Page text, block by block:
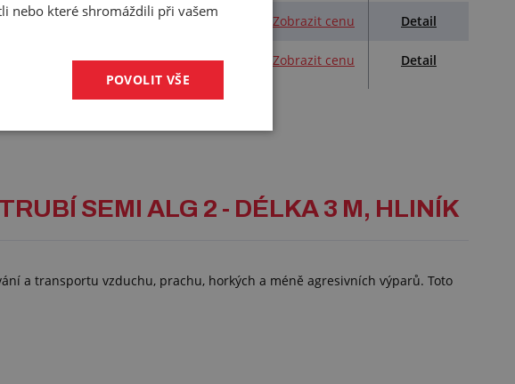
1,600 kg/ks 1,00 ks Zobrazit cenu Detail
1,00 ks Zobrazit cenu Detail
SEMI ALG 2 - DÉLKA 3 M, HLINÍK
a transportu vzduchu, prachu, horkých a méně agresivních výparů. Toto
nebo které shromáždili při vašem
POVOLIT VŠE